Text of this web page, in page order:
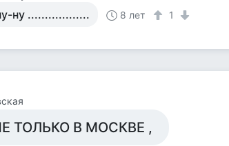
ну .................. 8 лет 1
ТОЛЬКО В МОСКВЕ ,